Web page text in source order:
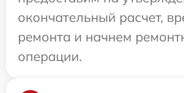
окончательный расчет,
ремонта и начнем
операции.